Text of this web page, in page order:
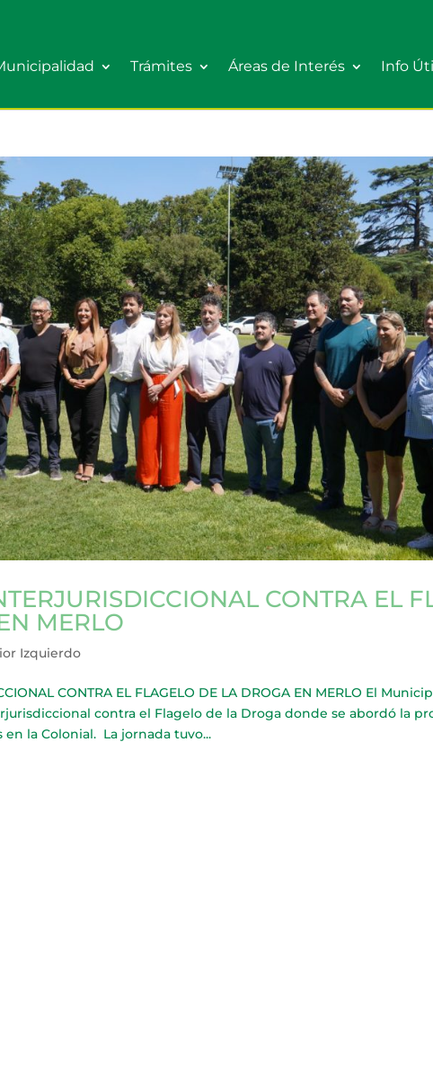
Trámites Áreas de Interés Info
CONTRA EL
MERLO
Izquierdo
CONTRA EL FLAGELO DE LA DROGA EN MERLO El
contra el Flagelo de la Droga donde se abordó la
la Colonial. La jornada tuvo...